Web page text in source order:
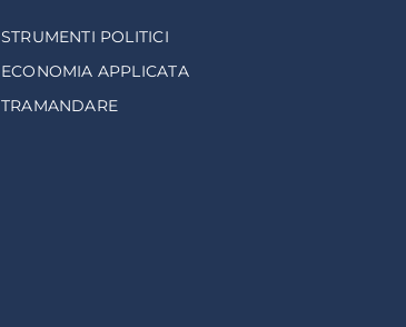
STRUMENTI POLITICI
ECONOMIA APPLICATA
TRAMANDARE